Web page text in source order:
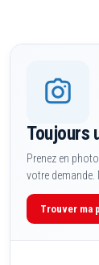
Toujours
Prenez en
votre demande.
Trouver ma